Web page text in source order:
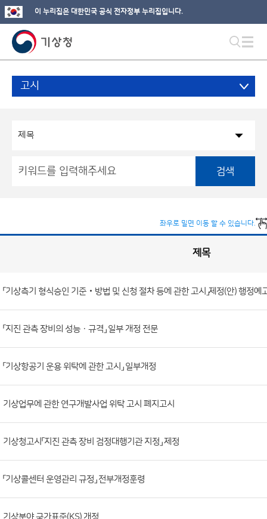
이 누리집은 대한민국 공식 전자정부 누리집입니다.
고시
검색
좌우로 밀면 이동 할 수 있습니다.
목
록
제
목,
등
부
파
일,
제목
「기상측기 형식승인 기준‧방법 및 신청 절차 등에 관한 고시」제정(안) 행정예
「지진 관측 장비의 성능ㆍ규격」 일부 개정 전문
「기상항공기 운용 위탁에 관한 고시」 일부개정
기상업무에 관한 연구개발사업 위탁 고시 폐지고시
기상청고시「지진 관측 장비 검정대행기관 지정」 제정
「기상콜센터 운영관리 규정」 전부개정훈령
기상분야 국가표준(KS) 개정